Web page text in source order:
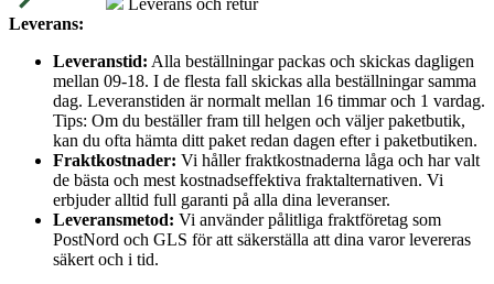
Leverans:
Leveranstid: Alla beställningar packas och skickas dagligen
mellan 09-18. I de flesta fall skickas alla beställningar samma
dag. Leveranstiden är normalt mellan 16 timmar och 1 vardag.
Tips: Om du beställer fram till helgen och väljer paketbutik,
kan du ofta hämta ditt paket redan dagen efter i paketbutiken.
Fraktkostnader: Vi håller fraktkostnaderna låga och har valt
de bästa och mest kostnadseffektiva fraktalternativen. Vi
erbjuder alltid full garanti på alla dina leveranser.
Leveransmetod: Vi använder pålitliga fraktföretag som
PostNord och GLS för att säkerställa att dina varor levereras
säkert och i tid.